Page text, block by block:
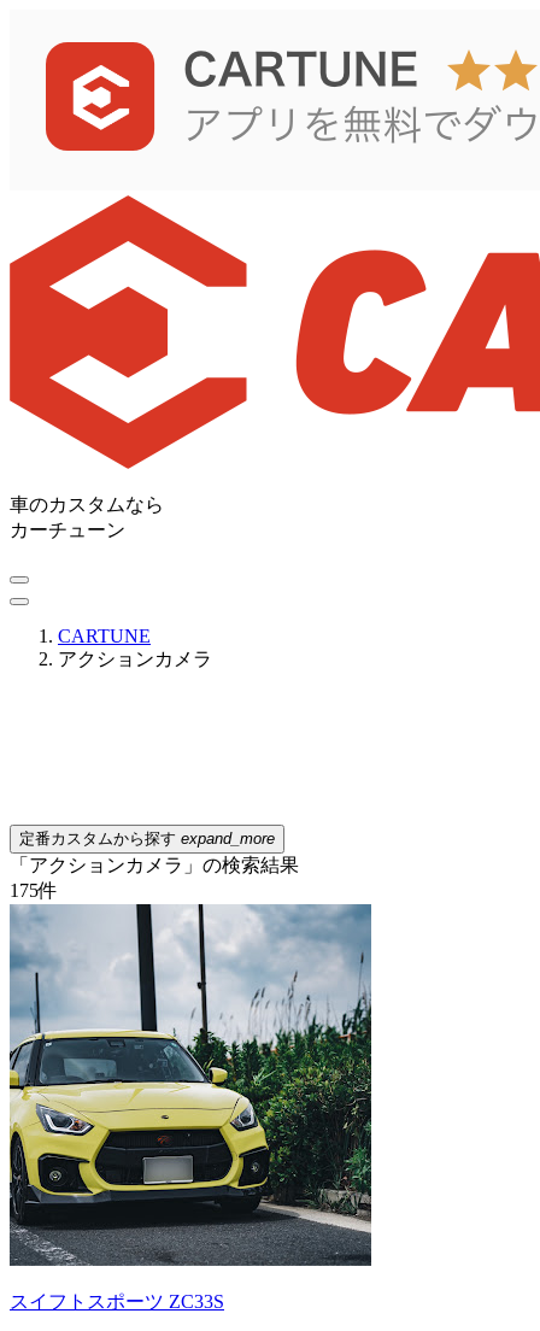
車のカスタムなら
カーチューン
CARTUNE
アクションカメラ
定番カスタムから探す expand_more
「アクションカメラ」の検索結果
175件
スイフトスポーツ ZC33S